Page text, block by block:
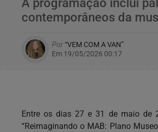
A programação inclui
contemporâneos da
Por“VEM COM A VAN”
Em 19/05/2026 00:17
Entre os dias 27 e 31 de maio de
“Reimaginando o MAB: Plano